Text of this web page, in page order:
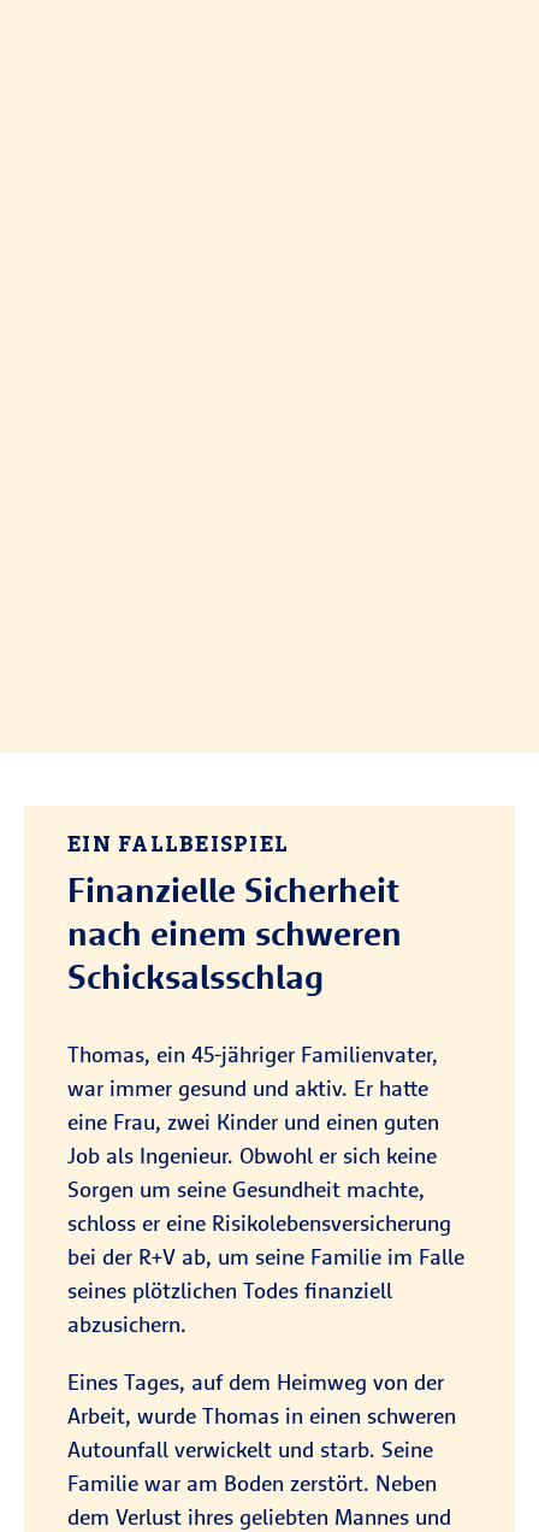
EIN FALLBEISPIEL
Finanzielle Sicherheit
nach einem schweren
Schicksalsschlag
Thomas, ein 45-jähriger Familienvater,
war immer gesund und aktiv. Er hatte
eine Frau, zwei Kinder und einen guten
Job als Ingenieur. Obwohl er sich keine
Sorgen um seine Gesundheit machte,
schloss er eine Risikolebensversicherung
bei der R+V ab, um seine Familie im Falle
seines plötzlichen Todes finanziell
abzusichern.
Eines Tages, auf dem Heimweg von der
Arbeit, wurde Thomas in einen schweren
Autounfall verwickelt und starb. Seine
Familie war am Boden zerstört. Neben
dem Verlust ihres geliebten Mannes und